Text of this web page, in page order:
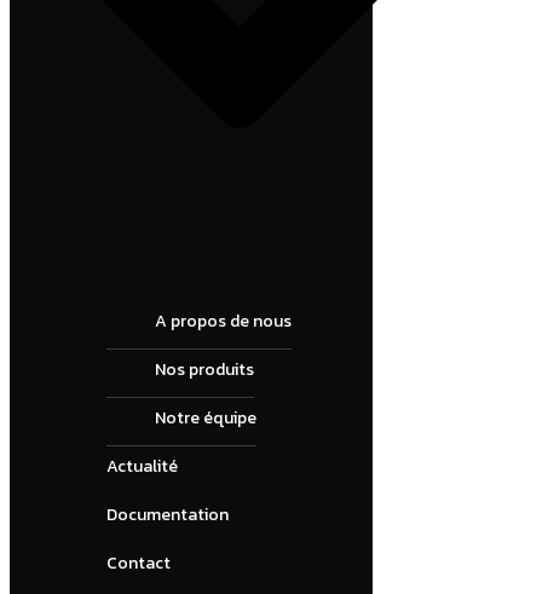
A propos de nous
Nos produits
Notre équipe
Actualité
Documentation
Contact